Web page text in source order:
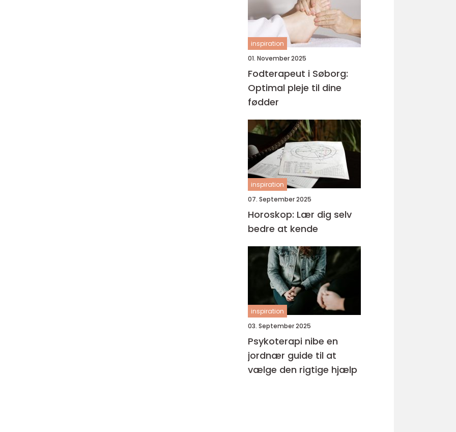
inspiration
01. November 2025
Fodterapeut i Søborg:
Optimal pleje til dine
fødder
inspiration
07. September 2025
Horoskop: Lær dig selv
bedre at kende
inspiration
03. September 2025
Psykoterapi nibe en
jordnær guide til at
vælge den rigtige hjælp